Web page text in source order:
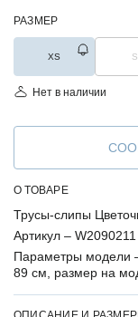
РАЗМЕР
XS S
Нет в наличии
О ТОВАРЕ
Трусы-слипы
Артикул – W2090211
Параметры модели
89 см, размер на